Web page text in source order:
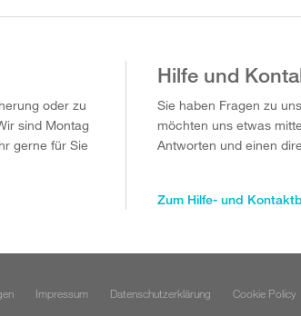
oder zu
sind Montag
gerne für Sie
Hilfe und
Sie haben Fragen zu
möchten uns etwas
Antworten und einen
Zum Hilfe- und
Impressum Datenschutzerklärung Cookie Policy